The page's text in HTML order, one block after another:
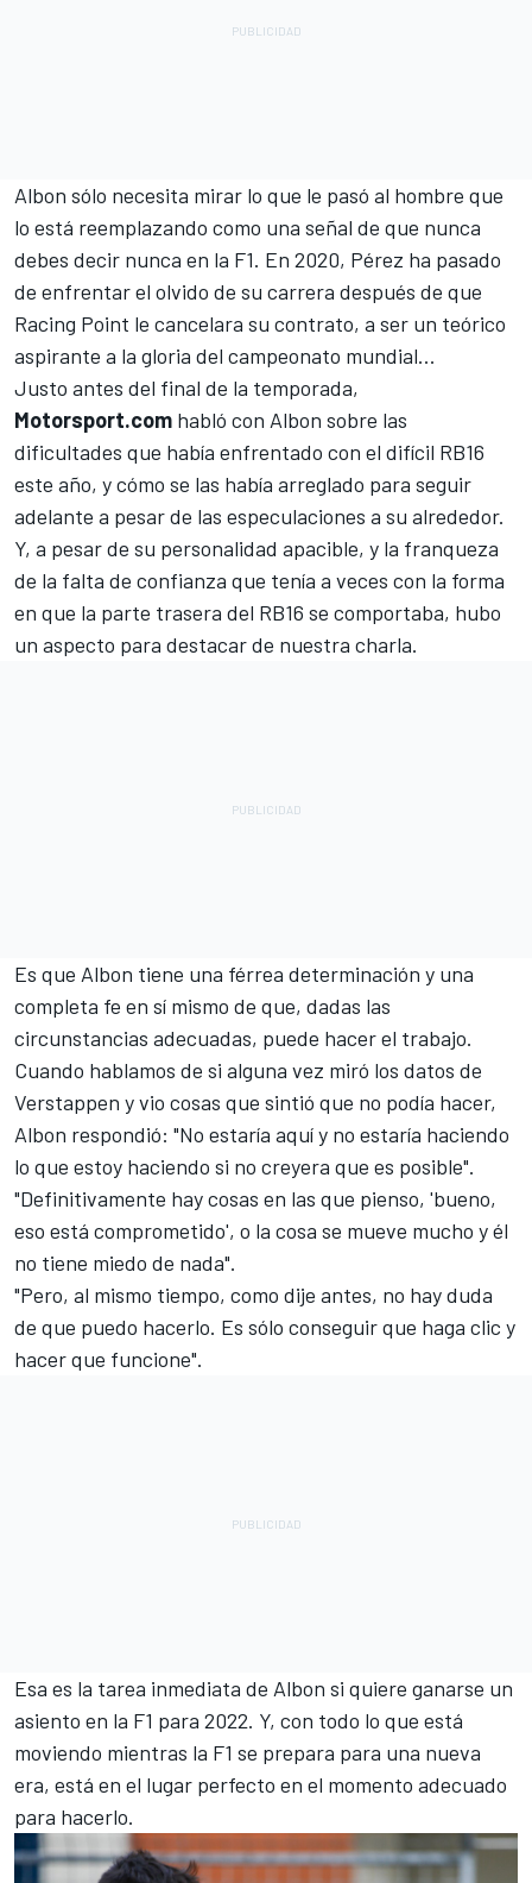
Albon sólo necesita mirar lo que le pasó al hombre que
lo está reemplazando como una señal de que nunca
debes decir nunca en la F1. En 2020, Pérez ha pasado
de enfrentar el olvido de su carrera después de que
Racing Point le cancelara su contrato, a ser un teórico
aspirante a la gloria del campeonato mundial...
Justo antes del final de la temporada,
Motorsport.com habló con Albon sobre las
dificultades que había enfrentado con el difícil RB16
este año, y cómo se las había arreglado para seguir
adelante a pesar de las especulaciones a su alrededor.
Y, a pesar de su personalidad apacible, y la franqueza
de la falta de confianza que tenía a veces con la forma
en que la parte trasera del RB16 se comportaba, hubo
un aspecto para destacar de nuestra charla.
Es que Albon tiene una férrea determinación y una
completa fe en sí mismo de que, dadas las
circunstancias adecuadas, puede hacer el trabajo.
Cuando hablamos de si alguna vez miró los datos de
Verstappen y vio cosas que sintió que no podía hacer,
Albon respondió: "No estaría aquí y no estaría haciendo
lo que estoy haciendo si no creyera que es posible".
"Definitivamente hay cosas en las que pienso, 'bueno,
eso está comprometido', o la cosa se mueve mucho y él
no tiene miedo de nada".
"Pero, al mismo tiempo, como dije antes, no hay duda
de que puedo hacerlo. Es sólo conseguir que haga clic y
hacer que funcione".
Esa es la tarea inmediata de Albon si quiere ganarse un
asiento en la F1 para 2022. Y, con todo lo que está
moviendo mientras la F1 se prepara para una nueva
era, está en el lugar perfecto en el momento adecuado
para hacerlo.